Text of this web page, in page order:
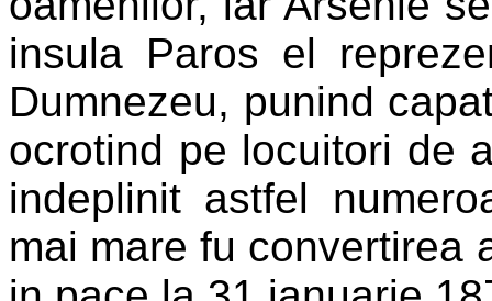
insula Paros el
Dumnezeu, punind
ocrotind pe locuitori de
indeplinit astfel
mai mare fu convertirea